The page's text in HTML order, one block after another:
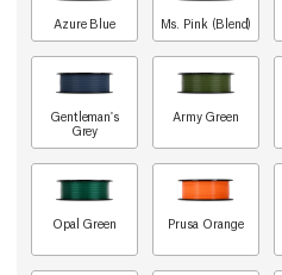
Azure Blue Ms. Pink (Blend)
Gentleman's
Grey
Army Green
Opal Green Prusa Orange